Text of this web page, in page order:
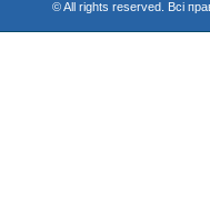
© All rights reserved. Всі